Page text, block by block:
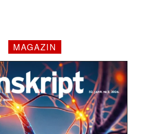
MAGAZIN